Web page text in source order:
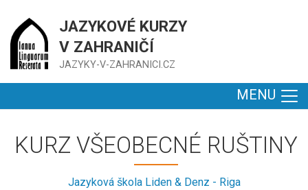
JAZYKOVÉ KURZY
V ZAHRANIČÍ
JAZYKY-V-ZAHRANICI.CZ
MENU
KURZ VŠEOBECNÉ RUŠTINY
Jazyková škola Liden & Denz - Riga